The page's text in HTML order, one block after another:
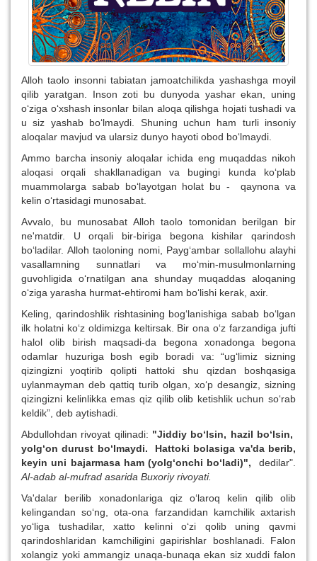
Alloh taolo insonni tabiatan jamoatchilikda yashashga moyil
qilib yaratgan. Inson zoti bu dunyoda yashar ekan, uning
o‘ziga o‘xshash insonlar bilan aloqa qilishga hojati tushadi va
u siz yashab bo‘lmaydi. Shuning uchun ham turli insoniy
aloqalar mavjud va ularsiz dunyo hayoti obod bo‘lmaydi.
Ammo barcha insoniy aloqalar ichida eng muqaddas nikoh
aloqasi orqali shakllanadigan va bugingi kunda ko‘plab
muammolarga sabab bo‘layotgan holat bu - qaynona va
kelin o‘rtasidagi munosabat.
Avvalo, bu munosabat Alloh taolo tomonidan berilgan bir
ne'matdir. U orqali bir-biriga begona kishilar qarindosh
bo‘ladilar. Alloh taoloning nomi, Payg‘ambar sollallohu alayhi
vasallamning sunnatlari va mo‘min-musulmonlarning
guvohligida o‘rnatilgan ana shunday muqaddas aloqaning
o‘ziga yarasha hurmat-ehtiromi ham bo‘lishi kerak, axir.
Keling, qarindoshlik rishtasining bog‘lanishiga sabab bo‘lgan
ilk holatni ko‘z oldimizga keltirsak. Bir ona o‘z farzandiga jufti
halol olib birish maqsadi-da begona xonadonga begona
odamlar huzuriga bosh egib boradi va: “ug‘limiz sizning
qizingizni yoqtirib qolipti hattoki shu qizdan boshqasiga
uylanmayman deb qattiq turib olgan, xo‘p desangiz, sizning
qizingizni kelinlikka emas qiz qilib olib ketishlik uchun so‘rab
keldik”, deb aytishadi.
Abdullohdan rivoyat qilinadi: "Jiddiy bo‘lsin, hazil bo‘lsin,
yolg‘on durust bo‘lmaydi. Hattoki bolasiga va'da berib,
keyin uni bajarmasa ham (yolg‘onchi bo‘ladi)", dedilar".
Al-adab al-mufrad asarida Buxoriy rivoyati.
Va'dalar berilib xonadonlariga qiz o‘laroq kelin qilib olib
kelingandan so‘ng, ota-ona farzandidan kamchilik axtarish
yo‘liga tushadilar, xatto kelinni o‘zi qolib uning qavmi
qarindoshlaridan kamchiligini gapirishlar boshlanadi. Falon
xolangiz yoki ammangiz unaqa-bunaqa ekan siz xuddi falon